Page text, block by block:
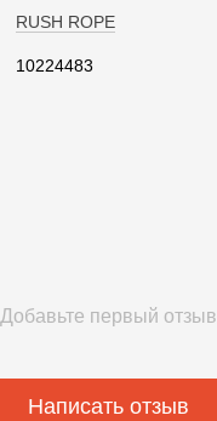
RUSH ROPE
10224483
Добавьте первый отзыв
Написать отзыв